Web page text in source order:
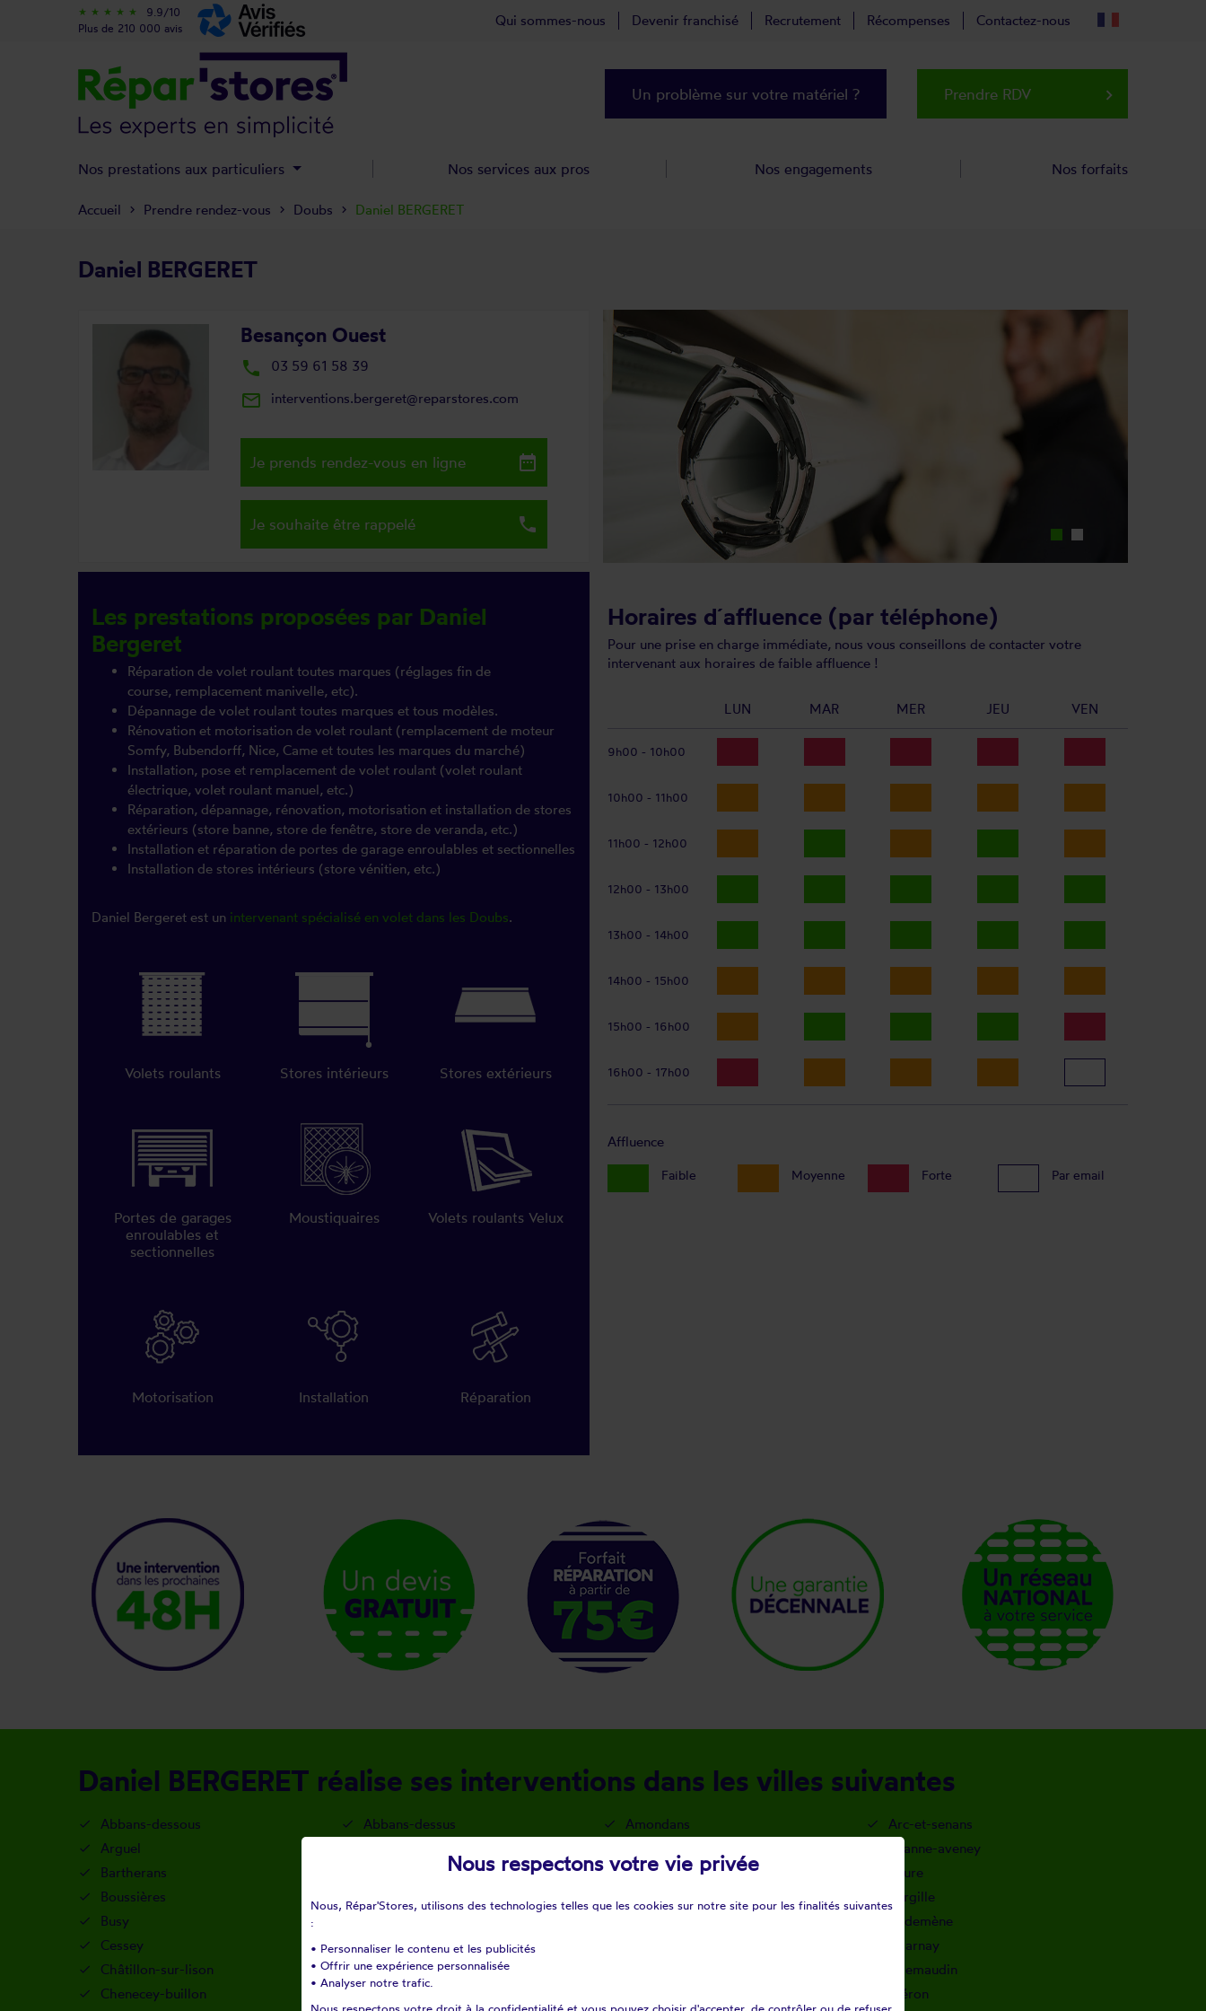
Accueil Prendre rendez-vous Doubs Daniel BERGERET
Daniel BERGERET
Besançon Ouest
local_phone 03 59 61 58 39
mail_outline interventions.bergeret@reparstores.com
Je prends rendez-vous en ligne date_range
Je souhaite être rappelé local_phone
Les prestations proposées par Daniel
Bergeret
Réparation de volet roulant toutes marques (réglages fin de
course, remplacement manivelle, etc).
Dépannage de volet roulant toutes marques et tous modèles.
Rénovation et motorisation de volet roulant (remplacement de moteur
Somfy, Bubendorff, Nice, Came et toutes les marques du marché)
Installation, pose et remplacement de volet roulant (volet roulant
électrique, volet roulant manuel, etc.)
Réparation, dépannage, rénovation, motorisation et installation de stores
extérieurs (store banne, store de fenêtre, store de veranda, etc.)
Installation et réparation de portes de garage enroulables et sectionnelles
Installation de stores intérieurs (store vénitien, etc.)
Daniel Bergeret est un intervenant spécialisé en volet dans les Doubs.
Volets roulants Stores intérieurs Stores extérieurs
Portes de garages
enroulables et
sectionnelles
Moustiquaires Volets roulants Velux
Motorisation Installation Réparation
Horaires d´affluence (par téléphone)
Pour une prise en charge immédiate, nous vous conseillons de contacter votre
intervenant aux horaires de faible affluence !
9h00 - 10h00
10h00 - 11h00
11h00 - 12h00
12h00 - 13h00
13h00 - 14h00
14h00 - 15h00
15h00 - 16h00
16h00 - 17h00
LUN MAR MER JEU VEN
Affluence
Faible Moyenne Forte Par email
Daniel BERGERET réalise ses interventions dans les villes suivantes
Abbans-dessous Abbans-dessus Amondans
Arc-et-senans
Arguel
Avanne-aveney
Bartherans
Besançon
Beure
Boussières
Burgille
Busy
Cademène
Cessey
Champagney
Charnay
Châtillon-sur-lison
Chaucenne
Chemaudin
Chenecey-buillon
Cléron
star_rate star_rate star_rate star_rate star_rate
9.9/10
Plus de 210 000 avis
Qui sommes-nous Devenir franchisé Recrutement Récompenses Contactez-nous
Un problème sur votre matériel ? Prendre RDV keyboard_arrow_right
Nos prestations aux particuliers Nos services aux pros Nos engagements Nos forfaits
Nous respectons votre vie privée
Nous, Répar'Stores, utilisons des technologies telles que les cookies sur notre site pour les finalités suivantes
:
• Personnaliser le contenu et les publicités
• Offrir une expérience personnalisée
• Analyser notre trafic.